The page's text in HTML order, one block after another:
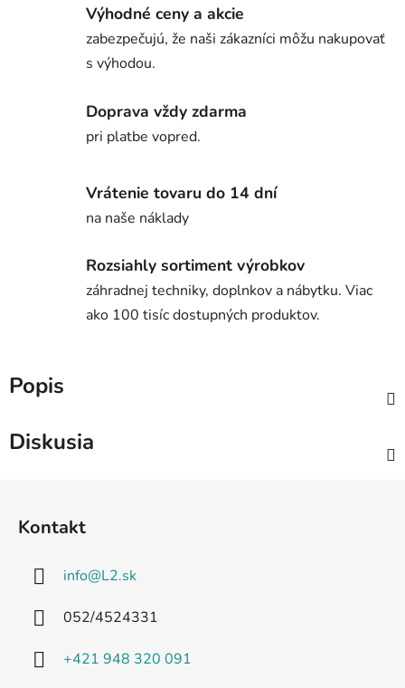
Výhodné ceny a akcie
zabezpečujú, že naši zákazníci môžu nakupovať
s výhodou.
Doprava vždy zdarma
pri platbe vopred.
Vrátenie tovaru do 14 dní
na naše náklady
Rozsiahly sortiment výrobkov
záhradnej techniky, doplnkov a nábytku. Viac
ako 100 tisíc dostupných produktov.
Popis
Diskusia
Kontakt
info@L2.sk
052/4524331
+421 948 320 091